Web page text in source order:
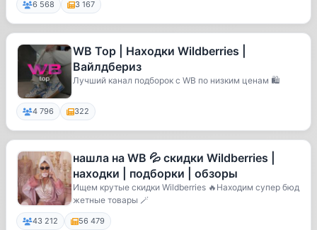
6 568 3 167
WB Top | Находки Wildberries |
Вайлдбериз
Лучший канал подборок с WB по низким ценам 🛍
4 796 322
нашла на WB 💦 скидки Wildberries |
находки | подборки | обзоры
Ищем крутые скидки Wildberries 🔥Находим супер бюд
жетные товары 🪄
43 212 56 479